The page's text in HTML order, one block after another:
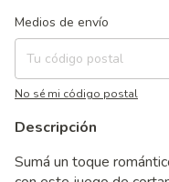
Entregas para el CP:
Medios de envío
No sé mi código postal
Descripción
Sumá un toque